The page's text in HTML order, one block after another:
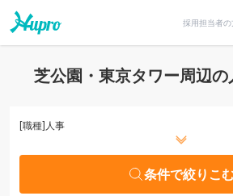
採用担当者
芝公園・東京タワー周辺
[職種] 人事
条件で絞りこ